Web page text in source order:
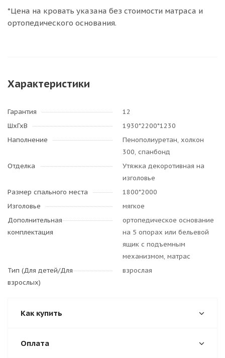
*Цена на кровать указана без стоимости матраса и
ортопедического основания.
Характеристики
Гарантия
12
ШхГхВ
1930*2200*1230
Наполнение
Пенополиуретан, холкон
300, спанбонд
Отделка
Утяжка декоротивная на
изголовье
Размер спального места
1800*2000
Изголовье
мягкое
Дополнительная
комплектация
ортопедическое основание
на 5 опорах или бельевой
ящик с подъемным
механизмом, матрас
Тип (Для детей/Для
взрослых)
взрослая
Как купить
Оплата